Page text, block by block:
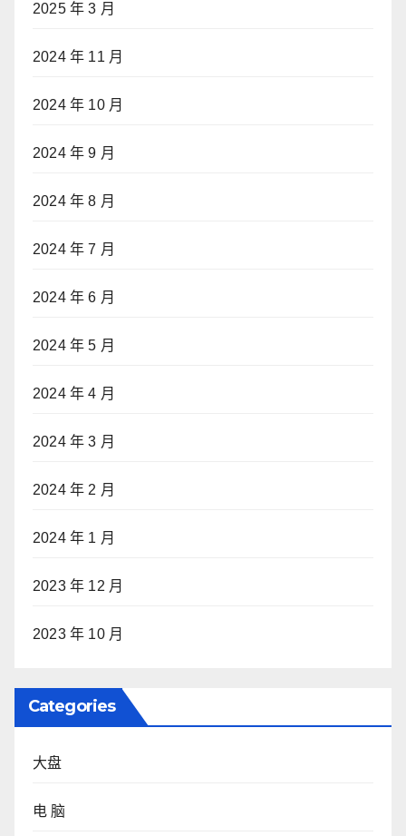
2025 年 3 月
2024 年 11 月
2024 年 10 月
2024 年 9 月
2024 年 8 月
2024 年 7 月
2024 年 6 月
2024 年 5 月
2024 年 4 月
2024 年 3 月
2024 年 2 月
2024 年 1 月
2023 年 12 月
2023 年 10 月
Categories
大盘
电 脑